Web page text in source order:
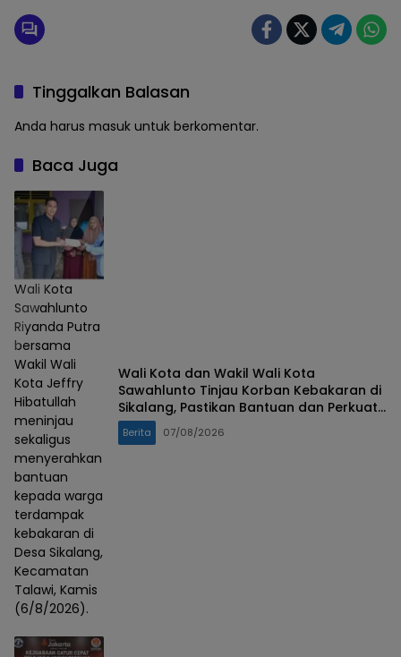
Tinggalkan Balasan
Anda harus masuk untuk berkomentar.
Baca Juga
Wali Kota
Sawahlunto
Riyanda Putra
bersama
Wakil Wali
Kota Jeffry
Hibatullah
meninjau
sekaligus
menyerahkan
bantuan
kepada warga
terdampak
kebakaran di
Desa Sikalang,
Kecamatan
Talawi, Kamis
(6/8/2026).
Wali Kota dan Wakil Wali Kota
Sawahlunto Tinjau Korban Kebakaran di
Sikalang, Pastikan Bantuan dan Perkuat
Mitigasi Bencana
Berita 07/08/2026